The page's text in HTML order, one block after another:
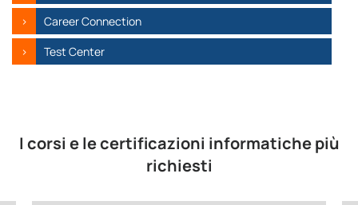
Career Connection
Test Center
I corsi e le certificazioni informatiche più
richiesti